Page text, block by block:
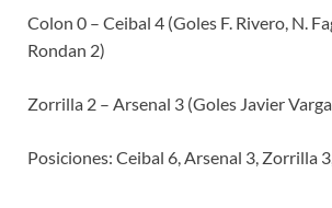
Colon 0 – Ceibal 4 (Goles F. Rivero, N.
Rondan 2)
Zorrilla 2 – Arsenal 3 (Goles Javier
Posiciones: Ceibal 6, Arsenal 3, Zorrilla